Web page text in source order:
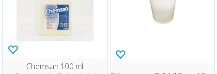
Chemsan 100 ml